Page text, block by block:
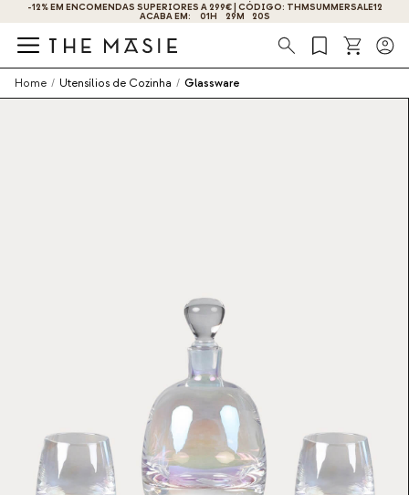
OBTENHA 10% DE DESCONTO AO SE INSCREVER AGORA!
Procura
Home / Utensílios de Cozinha / Glassware